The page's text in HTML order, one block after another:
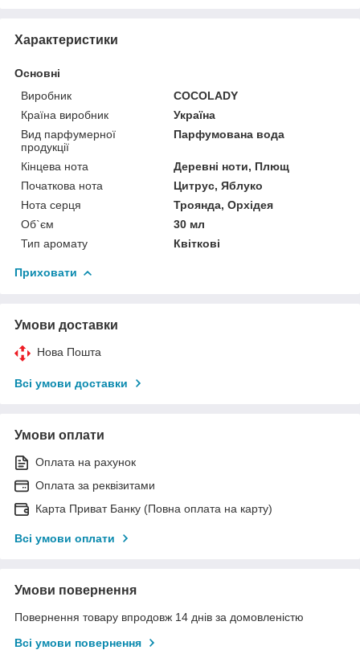
Характеристики
Основні
Виробник
COCOLADY
Країна виробник
Україна
Вид парфумерної
продукції
Парфумована вода
Кінцева нота
Деревні ноти, Плющ
Початкова нота
Цитрус, Яблуко
Нота серця
Троянда, Орхідея
Об`єм
30 мл
Тип аромату
Квіткові
Приховати
Умови доставки
Нова Пошта
Всі умови доставки
Умови оплати
Оплата на рахунок
Оплата за реквізитами
Карта Приват Банку (Повна оплата на карту)
Всі умови оплати
Умови повернення
Повернення товару впродовж 14 днів за домовленістю
Всі умови повернення